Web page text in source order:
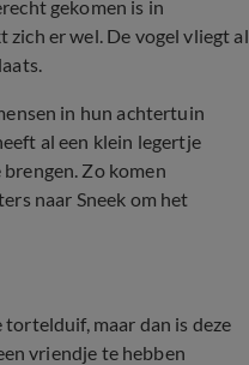
gekomen is in
zich er wel. De vogel vliegt al
in hun achtertuin
al een klein legertje
Zo komen
naar Sneek om het
maar dan is deze
vriendje te hebben